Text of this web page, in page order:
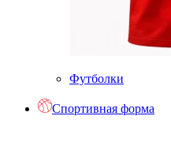
Футболки
Спортивная форма